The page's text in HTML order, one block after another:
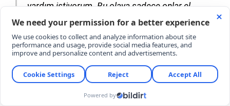
yardım istiyorum. Bu olaya sadece onlar el
koyabilir. Adalet istiyorum sadece. Geceleri
uyuyamıyorum, tehditler alıyorum. Önümde bir
çete var."
YORUMLAR